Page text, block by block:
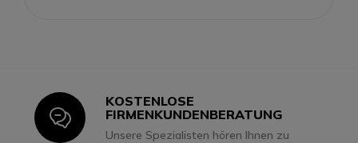
Icon
KOSTENLOSE
FIRMENKUNDENBERATUNG
Unsere Spezialisten hören Ihnen zu